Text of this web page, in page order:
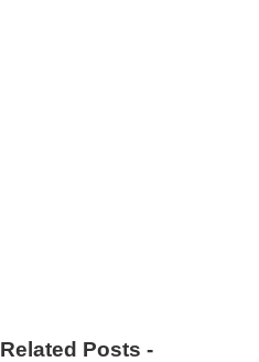
Related Posts -